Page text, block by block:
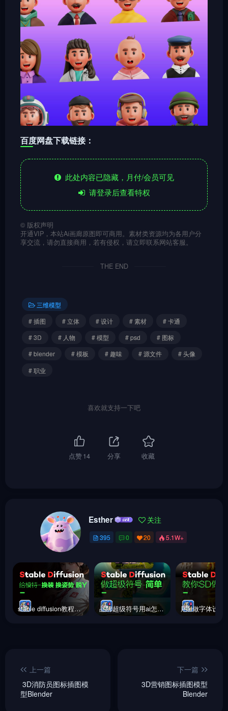
百度网盘下载链接：
此处内容已隐藏，月付/会员可见
请登录后查看特权
© 版权声明
开通VIP，本站Ai画廊原图即可商用。素材类资源均为各用户分
享交流，请勿直接商用，若有侵权，请立即联系网站客服。
THE END
三维模型
# 插图
# 立体 # 设计 # 素材
# 卡通
# 3D
# 人物 # 模型 # psd
# 图标
# blender
# 模板 # 趣味 # 源文件
# 头像
# 职业
喜欢就支持一下吧
点赞14 分享 收藏
Esther 关注
395 0 20 5.1W+
stable diffusion教程｜换衣｜换模特｜换动作｜换装｜手把手教学 品牌超级符号用ai怎么做？stable diffusion简易教学来了
上一篇
3D消防员图标插图模
型Blender
下一篇
3D营销图标插图模型
Blender